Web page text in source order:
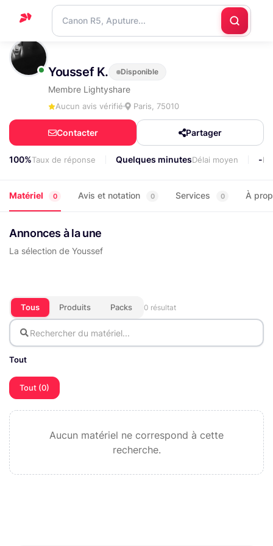
Accueil
Support
Nous
contacter
Youssef K. Disponible
Membre Lightyshare
Aucun avis vérifié Paris, 75010
Contacter Partager
100%Taux de réponse Quelques minutesDélai moyen -
Matériel 0 Avis et notation 0 Services 0 À
Annonces à la une
La sélection de Youssef
Tous Produits Packs 0 résultat
Tout
Tout (0)
Aucun matériel ne correspond à cette
recherche.